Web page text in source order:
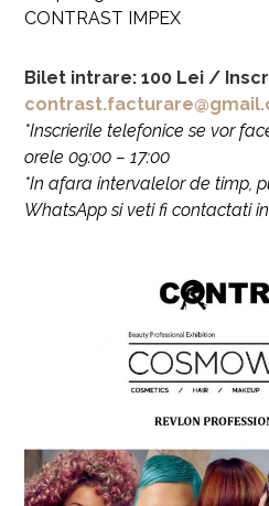
CONTRAST IMPEX
Bilet intrare: 100 Lei /
*Inscrierile telefonice se vor
orele 09:00 – 17:00
*In afara intervalelor de timp,
WhatsApp si veti fi contactati